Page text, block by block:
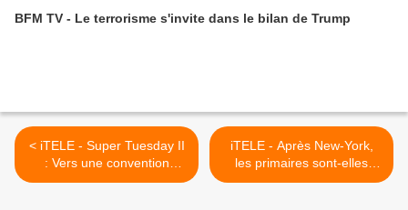
BFM TV - Le terrorisme s'invite dans le bilan de Trump
< iTELE - Super Tuesday II
: Vers une convention
républicaine contestée ?
iTELE - Après New-York,
les primaires sont-elles
pliées ? >